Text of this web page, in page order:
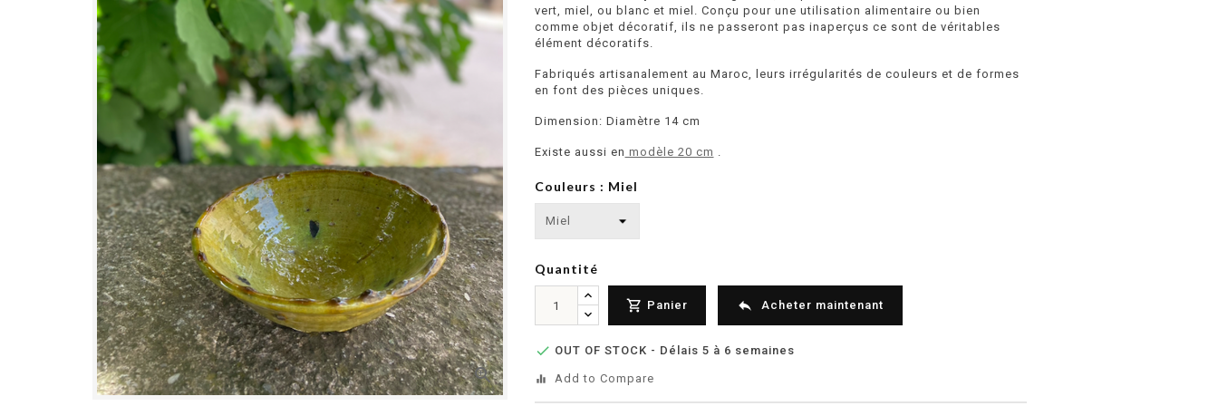

vert, miel, ou blanc et miel. Conçu pour une utilisation alimentaire ou bien
comme objet décoratif, ils ne passeront pas inaperçus ce sont de véritables
élément décoratifs.
Fabriqués artisanalement au Maroc, leurs irrégularités de couleurs et de formes
en font des pièces uniques.
Dimension: Diamètre 14 cm
Existe aussi en modèle 20 cm .
Couleurs : Miel
Quantité
 Panier  Acheter maintenant
 OUT OF STOCK - Délais 5 à 6 semaines
equalizer Add to Compare